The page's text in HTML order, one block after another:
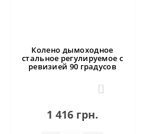
Колено дымоходное
стальное регулируемое с
ревизией 90 градусов
0
1 416 грн.